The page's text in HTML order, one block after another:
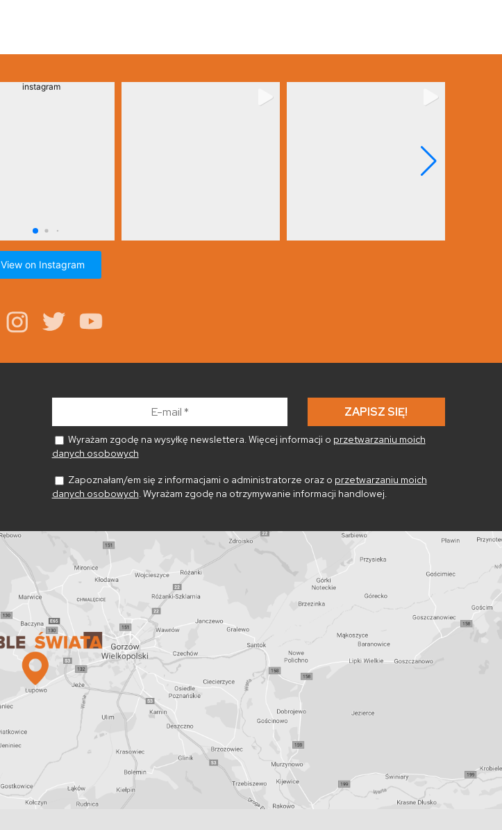
View on Instagram
Wyrażam zgodę na wysyłkę newslettera. Więcej informacji o przetwarzaniu moich
danych osobowych
Zapoznałam/em się z informacjami o administratorze oraz o przetwarzaniu moich
danych osobowych. Wyrażam zgodę na otrzymywanie informacji handlowej.